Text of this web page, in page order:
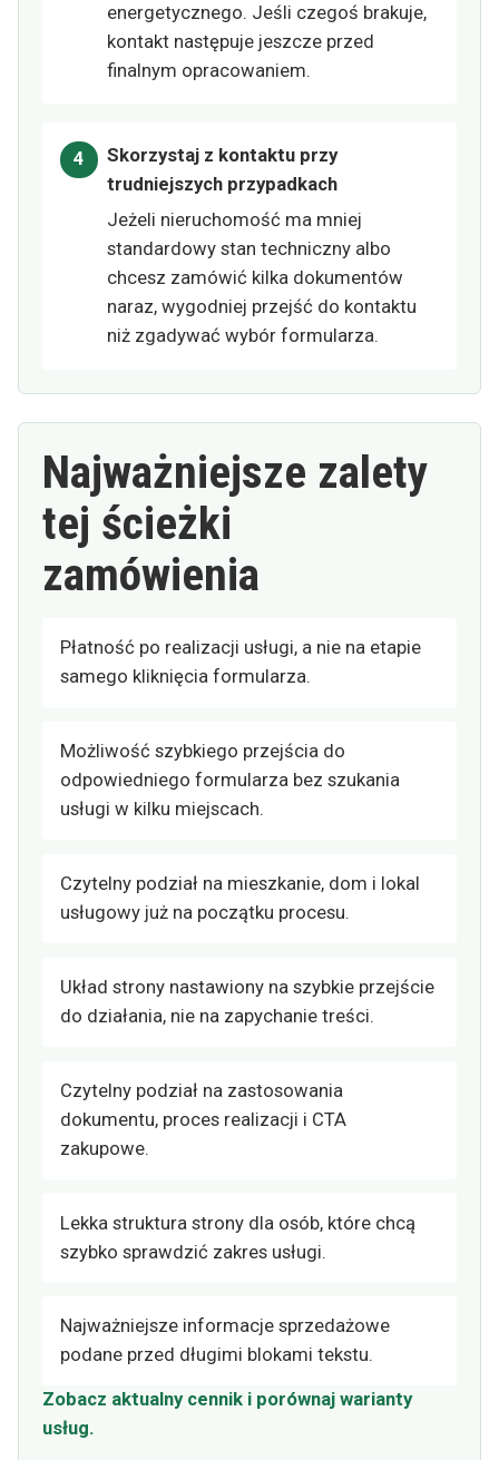
energetycznego. Jeśli czegoś brakuje,
kontakt następuje jeszcze przed
finalnym opracowaniem.
Skorzystaj z kontaktu przy
trudniejszych przypadkach
Jeżeli nieruchomość ma mniej
standardowy stan techniczny albo
chcesz zamówić kilka dokumentów
naraz, wygodniej przejść do kontaktu
niż zgadywać wybór formularza.
Najważniejsze zalety
tej ścieżki
zamówienia
Płatność po realizacji usługi, a nie na etapie
samego kliknięcia formularza.
Możliwość szybkiego przejścia do
odpowiedniego formularza bez szukania
usługi w kilku miejscach.
Czytelny podział na mieszkanie, dom i lokal
usługowy już na początku procesu.
Układ strony nastawiony na szybkie przejście
do działania, nie na zapychanie treści.
Czytelny podział na zastosowania
dokumentu, proces realizacji i CTA
zakupowe.
Lekka struktura strony dla osób, które chcą
szybko sprawdzić zakres usługi.
Najważniejsze informacje sprzedażowe
podane przed długimi blokami tekstu.
Zobacz aktualny cennik i porównaj warianty
usług.